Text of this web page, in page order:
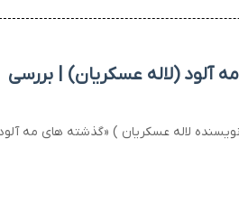
آلود (لاله عسکریان) | بررسی
لاله عسکریان ) «گذشته های مه